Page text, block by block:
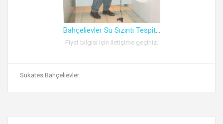
Bahçelievler Su Sızıntı Tespit...
Fiyat bilgisi için iletişime geçiniz.
Sukates Bahçelievler